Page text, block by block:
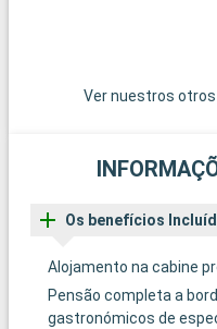
Ver nuestros
Os benefícios
Alojamento na cabine
Pensão completa a
gastronómicos de